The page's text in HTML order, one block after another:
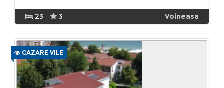
23 3 Voineasa
CAZARE VILE